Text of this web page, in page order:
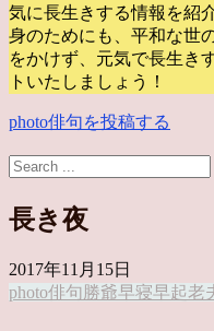
気に長生きする情報を紹
身のためにも、平和な世
をかけず、元気で長生き
トいたしましょう！
photo俳句を投稿する
長き夜
2017年11月15日
photo俳句 勝爺早寝早起老